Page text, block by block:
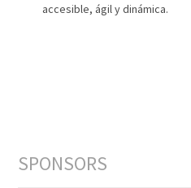
accesible, ágil y dinámica.
SPONSORS